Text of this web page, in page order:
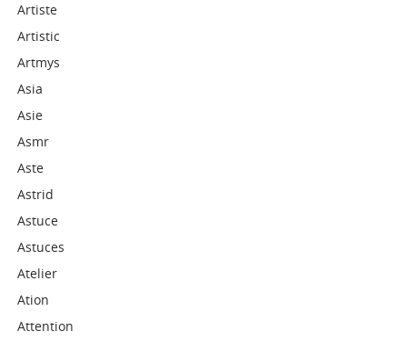
Artiste
Artistic
Artmys
Asia
Asie
Asmr
Aste
Astrid
Astuce
Astuces
Atelier
Ation
Attention